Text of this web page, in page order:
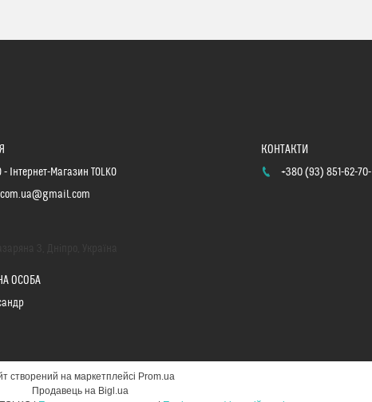
- Інтернет-Магазин TOLKO
+380 (93) 851-62-70
створений на маркетплейсі Prom.ua
Продавець на Bigl.ua